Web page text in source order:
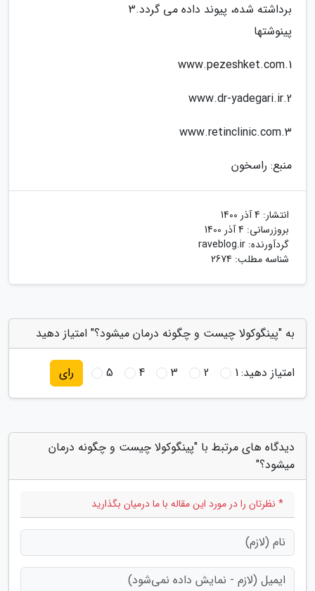
برداشته شده، پیوند داده می گردد.3
پینوشتها
1.www.pezeshket.com
2.www.dr-yadegari.ir
3.www.retinclinic.com
منبع: راسخون
انتشار: 4 آذر 1400
بروزرسانی: 4 آذر 1400
گردآورنده: raveblog.ir
شناسه مطلب: 2674
به "پینگوکولا چیست و چگونه درمان میشود؟" امتیاز دهید
امتیاز دهید:1
2
3
4
5 رای
دیدگاه های مرتبط با "پینگوکولا چیست و چگونه درمان
میشود؟"
* نظرتان را در مورد این مقاله با ما درمیان بگذارید